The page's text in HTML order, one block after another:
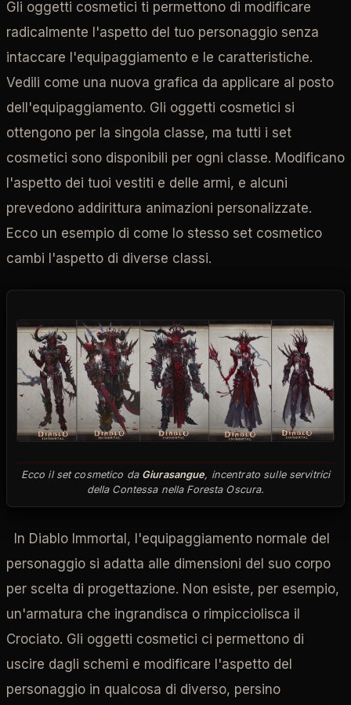
Gli oggetti cosmetici ti permettono di modificare
radicalmente l'aspetto del tuo personaggio senza
intaccare l'equipaggiamento e le caratteristiche.
Vedili come una nuova grafica da applicare al posto
dell'equipaggiamento. Gli oggetti cosmetici si
ottengono per la singola classe, ma tutti i set
cosmetici sono disponibili per ogni classe. Modificano
l'aspetto dei tuoi vestiti e delle armi, e alcuni
prevedono addirittura animazioni personalizzate.
Ecco un esempio di come lo stesso set cosmetico
cambi l'aspetto di diverse classi.
Ecco il set cosmetico da Giurasangue, incentrato sulle servitrici
della Contessa nella Foresta Oscura.
In Diablo Immortal, l'equipaggiamento normale del
personaggio si adatta alle dimensioni del suo corpo
per scelta di progettazione. Non esiste, per esempio,
un'armatura che ingrandisca o rimpicciolisca il
Crociato. Gli oggetti cosmetici ci permettono di
uscire dagli schemi e modificare l'aspetto del
personaggio in qualcosa di diverso, persino